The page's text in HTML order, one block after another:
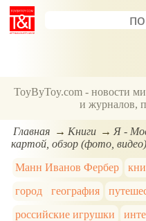
ToyByToy.com - новости
и журналов,
Главная Книги
Я -
картой, обзор (фото, видео)
Манн Иванов Фербер
город
география
российские игрушки